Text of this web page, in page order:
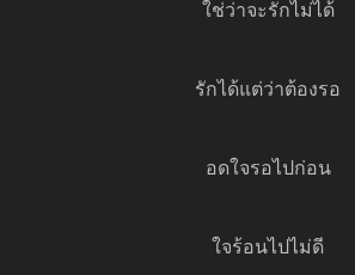
ใช่ว่าจะรักไม่ได้
รักได้แต่ว่าต้องรอ
อดใจรอไปก่อน
ใจร้อนไปไม่ดี